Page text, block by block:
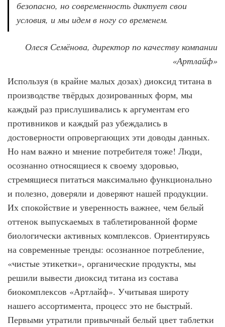
безопасно, но современность диктует свои
условия, и мы идем в ногу со временем.
Олеся Семёнова, директор по качеству компании
«Артлайф»
Используя (в крайне малых дозах) диоксид титана в
производстве твёрдых дозированных форм, мы
каждый раз прислушивались к аргументам его
противников и каждый раз убеждались в
достоверности опровергающих эти доводы данных.
Но нам важно и мнение потребителя тоже! Люди,
осознанно относящиеся к своему здоровью,
стремящиеся питаться максимально функционально
и полезно, доверяли и доверяют нашей продукции.
Их спокойствие и уверенность важнее, чем белый
оттенок выпускаемых в таблетированной форме
биологически активных комплексов. Ориентируясь
на современные тренды: осознанное потребление,
«чистые этикетки», органические продукты, мы
решили вывести диоксид титана из состава
биокомплексов «Артлайф». Учитывая широту
нашего ассортимента, процесс это не быстрый.
Первыми утратили привычный белый цвет таблетки